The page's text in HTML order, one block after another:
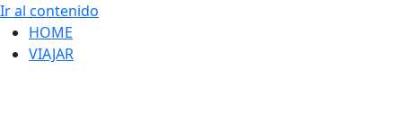
Ir al contenido
HOME
VIAJAR